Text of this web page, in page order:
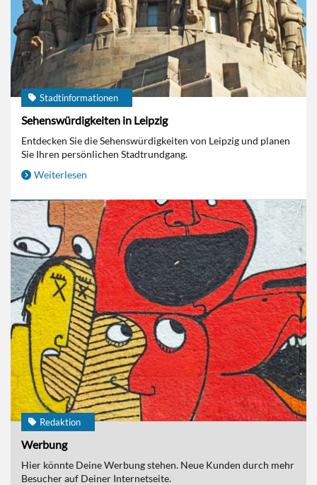
Stadtinformationen
Sehenswürdigkeiten in Leipzig
Entdecken Sie die Sehenswürdigkeiten von Leipzig und planen
Sie Ihren persönlichen Stadtrundgang.
Weiterlesen
Redaktion
Werbung
Hier könnte Deine Werbung stehen. Neue Kunden durch mehr
Besucher auf Deiner Internetseite.